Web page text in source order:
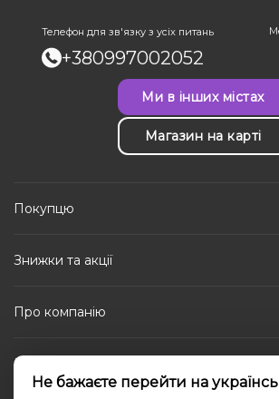
Телефон для зв'язку з усіх питань
+380997002052
Ми в інших містах
Магазин на карті
Покупцю
Знижки та акції
Про компанію
Каталог
Не бажаєте перейти на